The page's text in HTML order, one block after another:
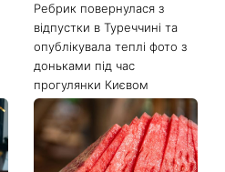
Ребрик повернулася з
відпустки в Туреччині та
опублікувала теплі фото з
доньками під час
прогулянки Києвом